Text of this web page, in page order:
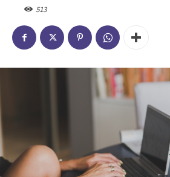
513